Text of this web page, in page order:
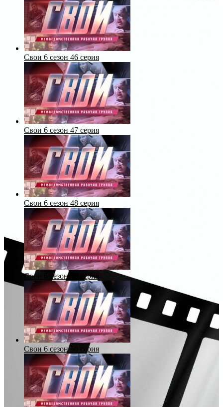
Свои 6 сезон 46 серия
Свои 6 сезон 47 серия
Свои 6 сезон 48 серия
Свои 6 сезон 49 серия
Свои 6 сезон 50 серия